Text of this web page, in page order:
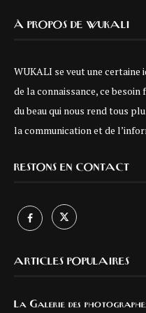
À PROPOS DE WUKALI
WUKALI se veut une certaine
de la connaissance, ce
du beau qui nous rend tous
la communication et de
RESTONS EN CONTACT
ARTICLES POPULAIRES
La Galerie des